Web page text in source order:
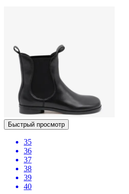
Быстрый просмотр
35
36
37
38
39
40